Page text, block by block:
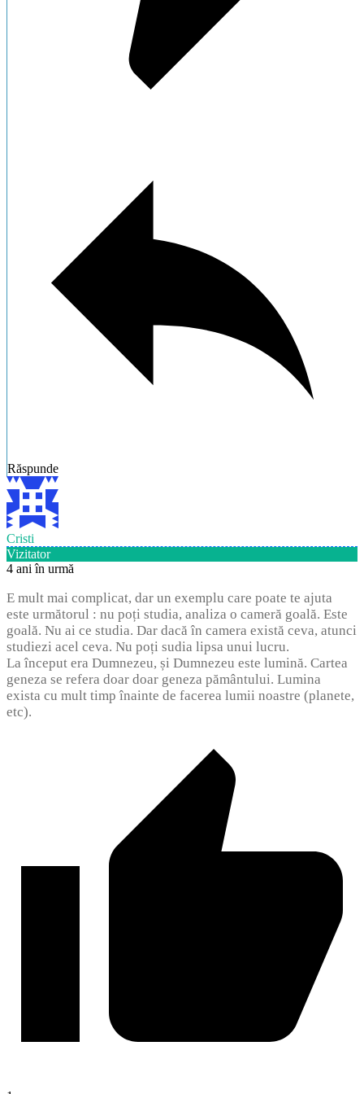
Răspunde
Cristi
Vizitator
4 ani în urmă
E mult mai complicat, dar un exemplu care poate te ajuta
este următorul : nu poți studia, analiza o cameră goală. Este
goală. Nu ai ce studia. Dar dacă în camera există ceva, atunci
studiezi acel ceva. Nu poți sudia lipsa unui lucru.
La început era Dumnezeu, și Dumnezeu este lumină. Cartea
geneza se refera doar doar geneza pământului. Lumina
exista cu mult timp înainte de facerea lumii noastre (planete,
etc).